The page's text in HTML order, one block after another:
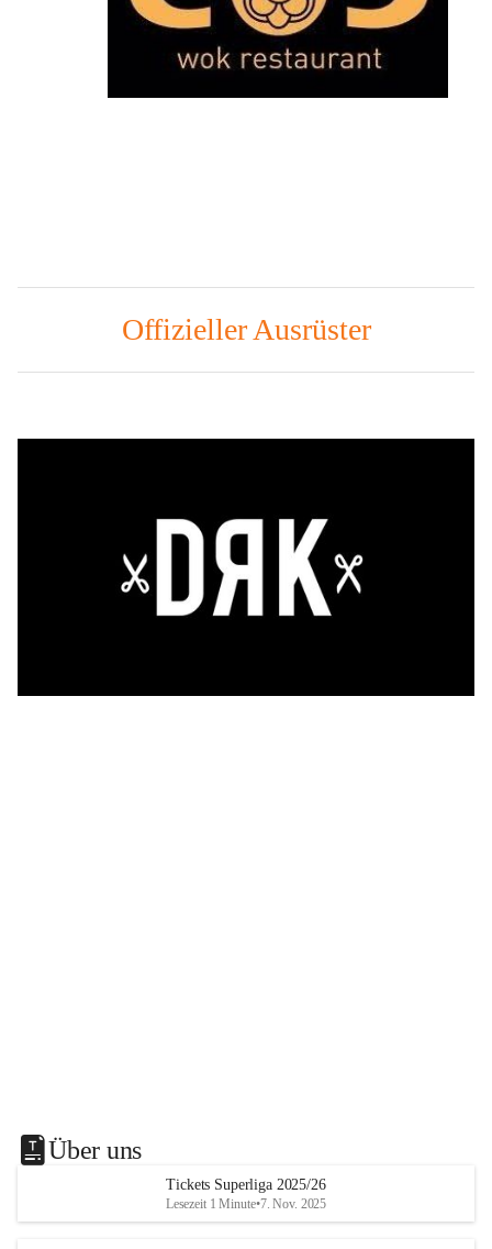
Offizieller Ausrüster
Über uns
Tickets Superliga 2025/26
Lesezeit 1 Minute•7. Nov. 2025